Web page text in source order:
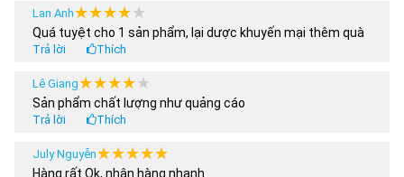
Lan Anh★★★★★
★★★★★
Quá tuyệt cho 1 sản phẩm, lại dược khuyến mại thêm quà
Trả lời Thích
Lê Giang★★★★★
★★★★★
Sản phẩm chất lượng như quảng cáo
Trả lời Thích
July Nguyễn★★★★★
★★★★★
Hàng rất Ok, nhận hàng nhanh